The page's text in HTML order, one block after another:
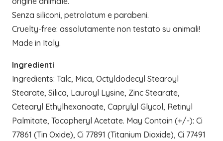
Senza siliconi, petrolatum e parabeni.
Cruelty-free: assolutamente non testato su animali!
Made in Italy.
Ingredienti
Ingredients: Talc, Mica, Octyldodecyl Stearoyl
Stearate, Silica, Lauroyl Lysine, Zinc Stearate,
Cetearyl Ethylhexanoate, Caprylyl Glycol, Retinyl
Palmitate, Tocopheryl Acetate. May Contain (+/-): Ci
77861 (Tin Oxide), Ci 77891 (Titanium Dioxide), Ci 77491